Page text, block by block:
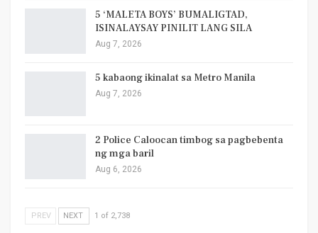
5 ‘MALETA BOYS’ BUMALIGTAD,
ISINALAYSAY PINILIT LANG SILA
Aug 7, 2026
5 kabaong ikinalat sa Metro Manila
Aug 7, 2026
2 Police Caloocan timbog sa pagbebenta
ng mga baril
Aug 6, 2026
PREV NEXT 1 of 2,738